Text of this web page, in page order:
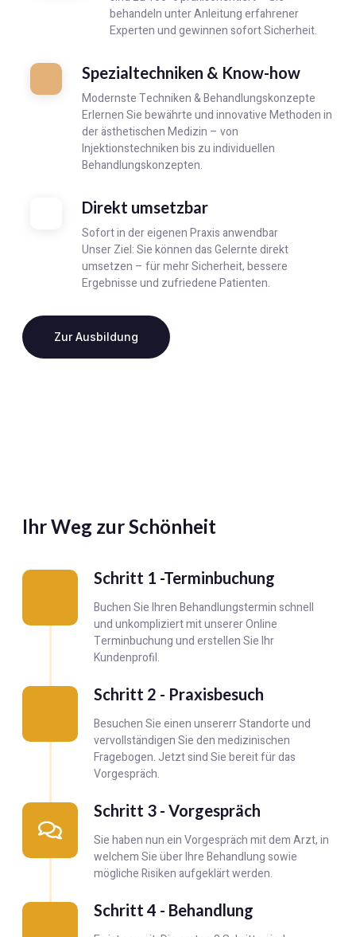
behandeln unter Anleitung erfahrener
Experten und gewinnen sofort Sicherheit.
Spezialtechniken & Know-how
Modernste Techniken & Behandlungskonzepte
Erlernen Sie bewährte und innovative Methoden in
der ästhetischen Medizin – von
Injektionstechniken bis zu individuellen
Behandlungskonzepten.
Direkt umsetzbar
Sofort in der eigenen Praxis anwendbar
Unser Ziel: Sie können das Gelernte direkt
umsetzen – für mehr Sicherheit, bessere
Ergebnisse und zufriedene Patienten.
Zur Ausbildung
Ihr Weg zur Schönheit
Schritt 1 -Terminbuchung
Buchen Sie Ihren Behandlungstermin schnell
und unkompliziert mit unserer Online
Terminbuchung und erstellen Sie Ihr
Kundenprofil.
Schritt 2 - Praxisbesuch
Besuchen Sie einen unsererr Standorte und
vervollständigen Sie den medizinischen
Fragebogen. Jetzt sind Sie bereit für das
Vorgespräch.
Schritt 3 - Vorgespräch
Sie haben nun ein Vorgespräch mit dem Arzt, in
welchem Sie über Ihre Behandlung sowie
mögliche Risiken aufgeklärt werden.
Schritt 4 - Behandlung